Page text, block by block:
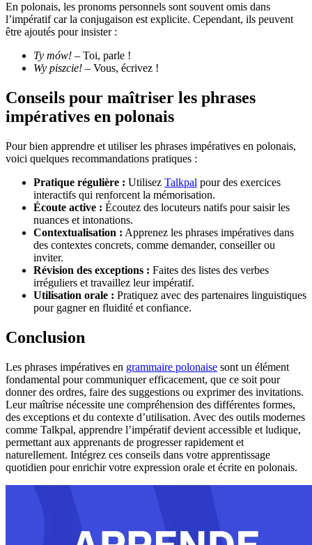
En polonais, les pronoms personnels sont souvent omis dans
l’impératif car la conjugaison est explicite. Cependant, ils peuvent
être ajoutés pour insister :
Ty mów! – Toi, parle !
Wy piszcie! – Vous, écrivez !
Conseils pour maîtriser les phrases
impératives en polonais
Pour bien apprendre et utiliser les phrases impératives en polonais,
voici quelques recommandations pratiques :
Pratique régulière : Utilisez Talkpal pour des exercices
interactifs qui renforcent la mémorisation.
Écoute active : Écoutez des locuteurs natifs pour saisir les
nuances et intonations.
Contextualisation : Apprenez les phrases impératives dans
des contextes concrets, comme demander, conseiller ou
inviter.
Révision des exceptions : Faites des listes des verbes
irréguliers et travaillez leur impératif.
Utilisation orale : Pratiquez avec des partenaires linguistiques
pour gagner en fluidité et confiance.
Conclusion
Les phrases impératives en grammaire polonaise sont un élément
fondamental pour communiquer efficacement, que ce soit pour
donner des ordres, faire des suggestions ou exprimer des invitations.
Leur maîtrise nécessite une compréhension des différentes formes,
des exceptions et du contexte d’utilisation. Avec des outils modernes
comme Talkpal, apprendre l’impératif devient accessible et ludique,
permettant aux apprenants de progresser rapidement et
naturellement. Intégrez ces conseils dans votre apprentissage
quotidien pour enrichir votre expression orale et écrite en polonais.